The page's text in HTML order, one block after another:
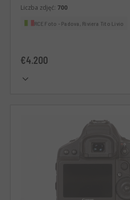
Liczba zdjęć: 700
RCE Foto - Padova, Riviera Tito Livio
€4.200